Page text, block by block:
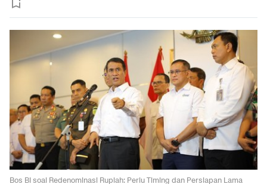
Bos BI soal Redenominasi Rupiah: Perlu Timing dan Persiapan Lama